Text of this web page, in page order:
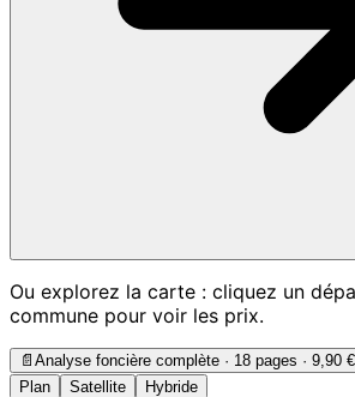
Ou explorez la carte : cliquez un
commune pour voir les prix.
📄 Analyse foncière complète · 18 pages · 9,90 €
Plan
Satellite Hybride